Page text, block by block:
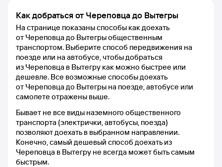
Как добраться от Череповца до Вытегры
На странице показаны способы как доехать
от Череповца до Вытегры общественным
транспортом. Выберите способ передвижения на
поезде или на автобусе, чтобы добраться
из Череповца в Вытегру как можно быстрее или
дешевле. Все возможные способы доехать
от Череповца до Вытегры на поезде, автобусе или
самолете отражены выше.
Бывает не все виды наземного общественного
транспорта (электрички, автобусы, поезда)
позволяют доехать в выбранном направлении.
Конечно, самый дешевый способ доехать из
Череповца в Вытегру не всегда может быть самым
быстрым.